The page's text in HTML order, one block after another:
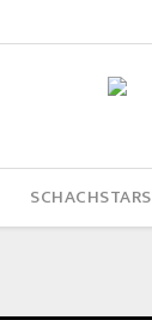
SCHACHSTARS